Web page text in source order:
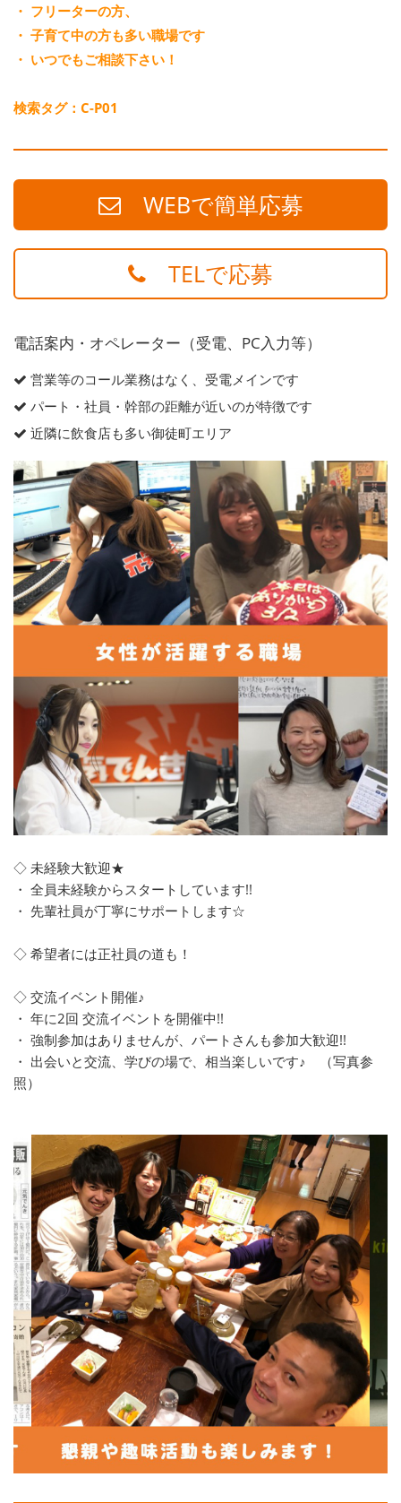
・ フリーターの方、
・ 子育て中の方も多い職場です
・ いつでもご相談下さい！
検索タグ：C-P01
WEBで簡単応募
TELで応募
電話案内・オペレーター（受電、PC入力等）
営業等のコール業務はなく、受電メインです
パート・社員・幹部の距離が近いのが特徴です
近隣に飲食店も多い御徒町エリア
◇ 未経験大歓迎★
・ 全員未経験からスタートしています!!
・ 先輩社員が丁寧にサポートします☆
◇ 希望者には正社員の道も！
◇ 交流イベント開催♪
・ 年に2回 交流イベントを開催中!!
・ 強制参加はありませんが、パートさんも参加大歓迎!!
・ 出会いと交流、学びの場で、相当楽しいです♪ （写真参
照）